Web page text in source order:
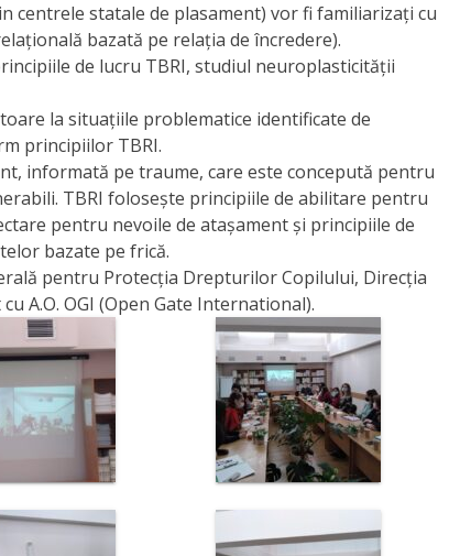
centrele statale de plasament) vor fi familiarizați cu
bazată pe relația de încredere).
de lucru TBRI, studiul neuroplasticității
la situațiile problematice identificate de
principiilor TBRI.
informată pe traume, care este concepută pentru
TBRI folosește principiile de abilitare pentru
pentru nevoile de atașament și principiile de
bazate pe frică.
pentru Protecția Drepturilor Copilului, Direcția
A.O. OGI (Open Gate International).